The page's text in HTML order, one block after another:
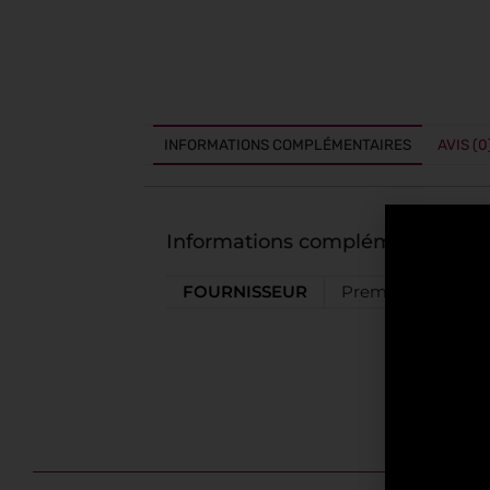
INFORMATIONS COMPLÉMENTAIRES AVIS
Informations complémentaires
FOURNISSEUR Premium Spirits